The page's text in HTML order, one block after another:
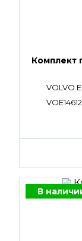
Комплект
VOLVO
В